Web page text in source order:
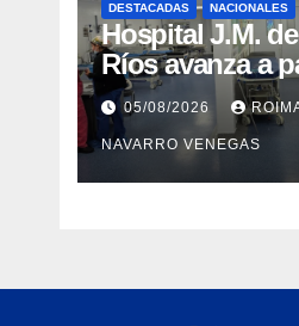
DESTACADAS NACIONALES
Hospital J.M.
Ríos avanza a
firme en su
recuperación
recientes
sísmicos
05/08/2026
NAVARRO VENEGAS